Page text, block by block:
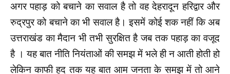
अगर पहाड़ को बचाने का सवाल है तो वह देहरादून हरिद्वार और
रुद्रपुर को बचाने का भी सवाल है। इसमें कोई शक नहीं कि अब
उत्तराखंड का मैदान भी तभी सुरक्षित है जब तक पहाड़ का वजूद
है । यह बात नीति नियंताओं की समझ में भले ही न आती होती हो
लेकिन काफी हद तक यह बात आम जनता के समझ में तो आने